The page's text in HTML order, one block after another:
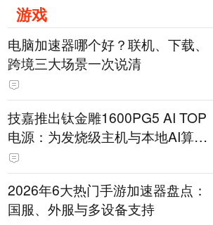
游戏
电脑加速器哪个好？联机、下载、
跨境三大场景一次说清
技嘉推出钛金雕1600PG5 AI TOP
电源：为发烧级主机与本地AI算力
打造旗舰供电方案
2026年6大热门手游加速器盘点：
国服、外服与多设备支持